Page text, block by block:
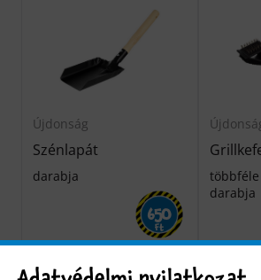
Újdonság
Szénlapát
darabja
650
Ft
darabja